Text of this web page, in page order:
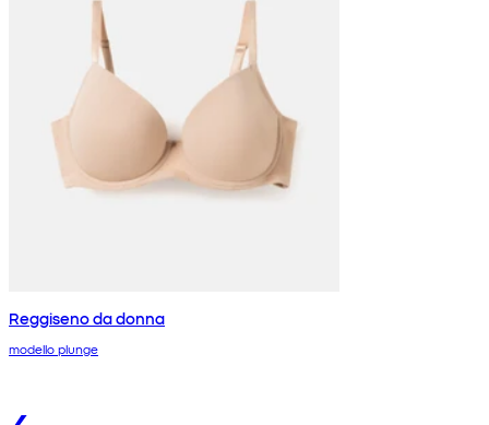
Reggiseno da donna
modello plunge